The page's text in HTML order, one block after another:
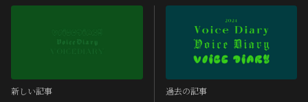
新しい記事 過去の記事